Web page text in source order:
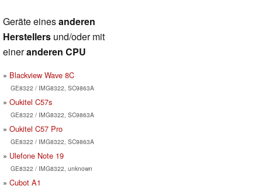
Geräte einesanderen
Herstellers und/oder mit
eineranderen CPU
Blackview Wave 8C
GE8322 / IMG8322, SC9863A
Oukitel C57s
GE8322 / IMG8322, SC9863A
Oukitel C57 Pro
GE8322 / IMG8322, SC9863A
Ulefone Note 19
GE8322 / IMG8322, unknown
Cubot A1